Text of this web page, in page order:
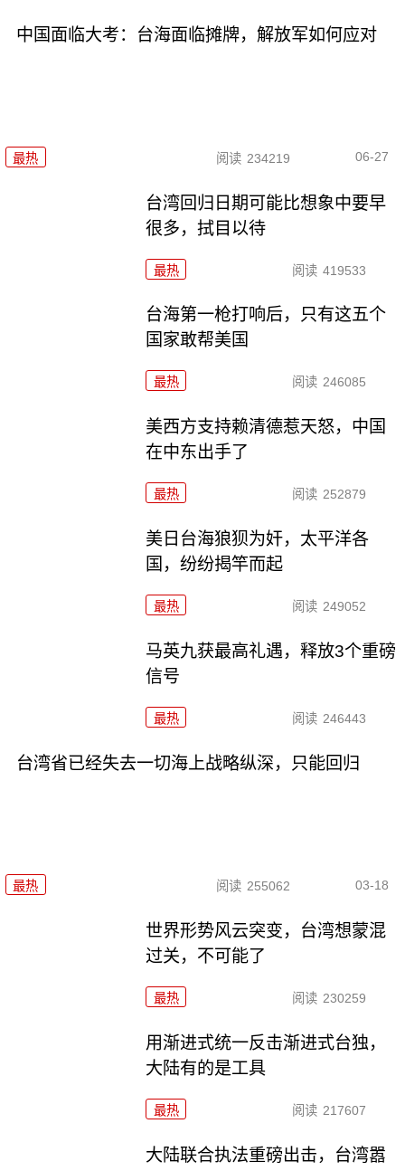
中国面临大考：台海面临摊牌，解放军如何应对
最热 阅读 234219 06-27
台湾回归日期可能比想象中要早
很多，拭目以待
最热 阅读 419533
台海第一枪打响后，只有这五个
国家敢帮美国
最热 阅读 246085
美西方支持赖清德惹天怒，中国
在中东出手了
最热 阅读 252879
美日台海狼狈为奸，太平洋各
国，纷纷揭竿而起
最热 阅读 249052
马英九获最高礼遇，释放3个重磅
信号
最热 阅读 246443
台湾省已经失去一切海上战略纵深，只能回归
最热 阅读 255062 03-18
世界形势风云突变，台湾想蒙混
过关，不可能了
最热 阅读 230259
用渐进式统一反击渐进式台独，
大陆有的是工具
最热 阅读 217607
大陆联合执法重磅出击，台湾嚣